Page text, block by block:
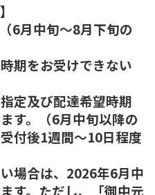
6月中旬～8月下旬の
期をお受けできない
定及び配達希望時期
す。（6月中旬以降の
付後1週間～10日程度
場合は、2026年6月中
す。ただし、「御中元